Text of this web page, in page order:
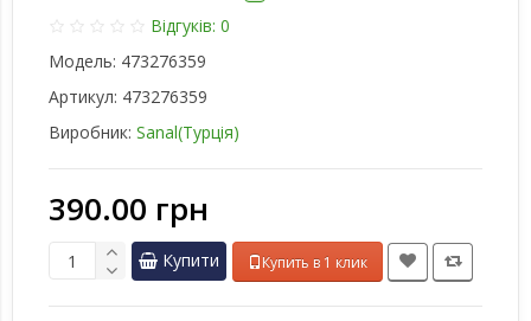
Відгуків: 0
Модель: 473276359
Артикул: 473276359
Виробник: Sanal(Турція)
390.00 грн
Купити Купить в 1 клик